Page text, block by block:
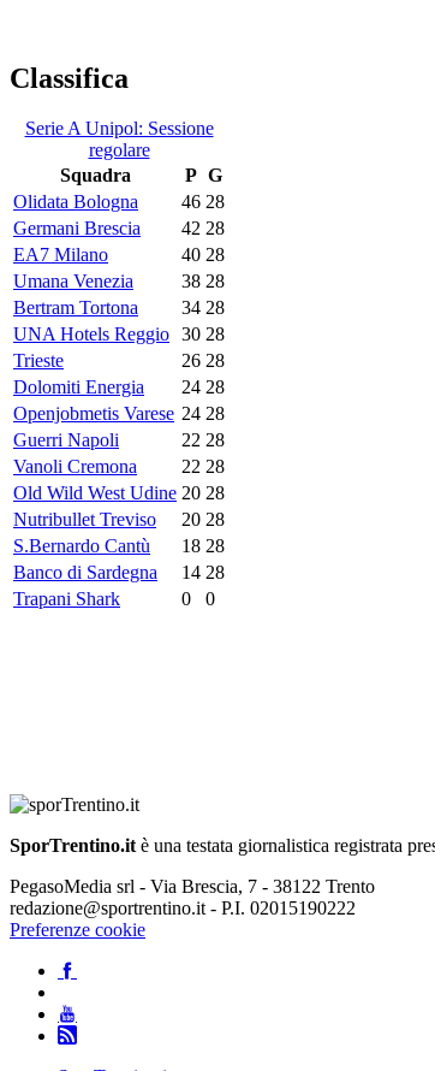
Classifica
Serie A Unipol: Sessione
regolare
Squadra
P G
Olidata Bologna
46 28
Germani Brescia
42 28
EA7 Milano
40 28
Umana Venezia
38 28
Bertram Tortona
34 28
UNA Hotels Reggio 30 28
Trieste
26 28
Dolomiti Energia
24 28
Openjobmetis Varese 24 28
Guerri Napoli
22 28
Vanoli Cremona
22 28
Old Wild West Udine 20 28
Nutribullet Treviso
20 28
S.Bernardo Cantù
18 28
Banco di Sardegna
14 28
Trapani Shark
0 0
SporTrentino.it è una testata giornalistica registrata
PegasoMedia srl - Via Brescia, 7 - 38122 Trento
redazione@sportrentino.it - P.I. 02015190222
Preferenze cookie